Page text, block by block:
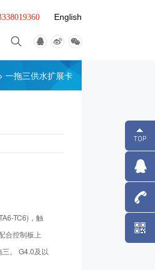
English
一拖三供水扩展卡
TC6)，触
合控制板上
。 G4.0及以